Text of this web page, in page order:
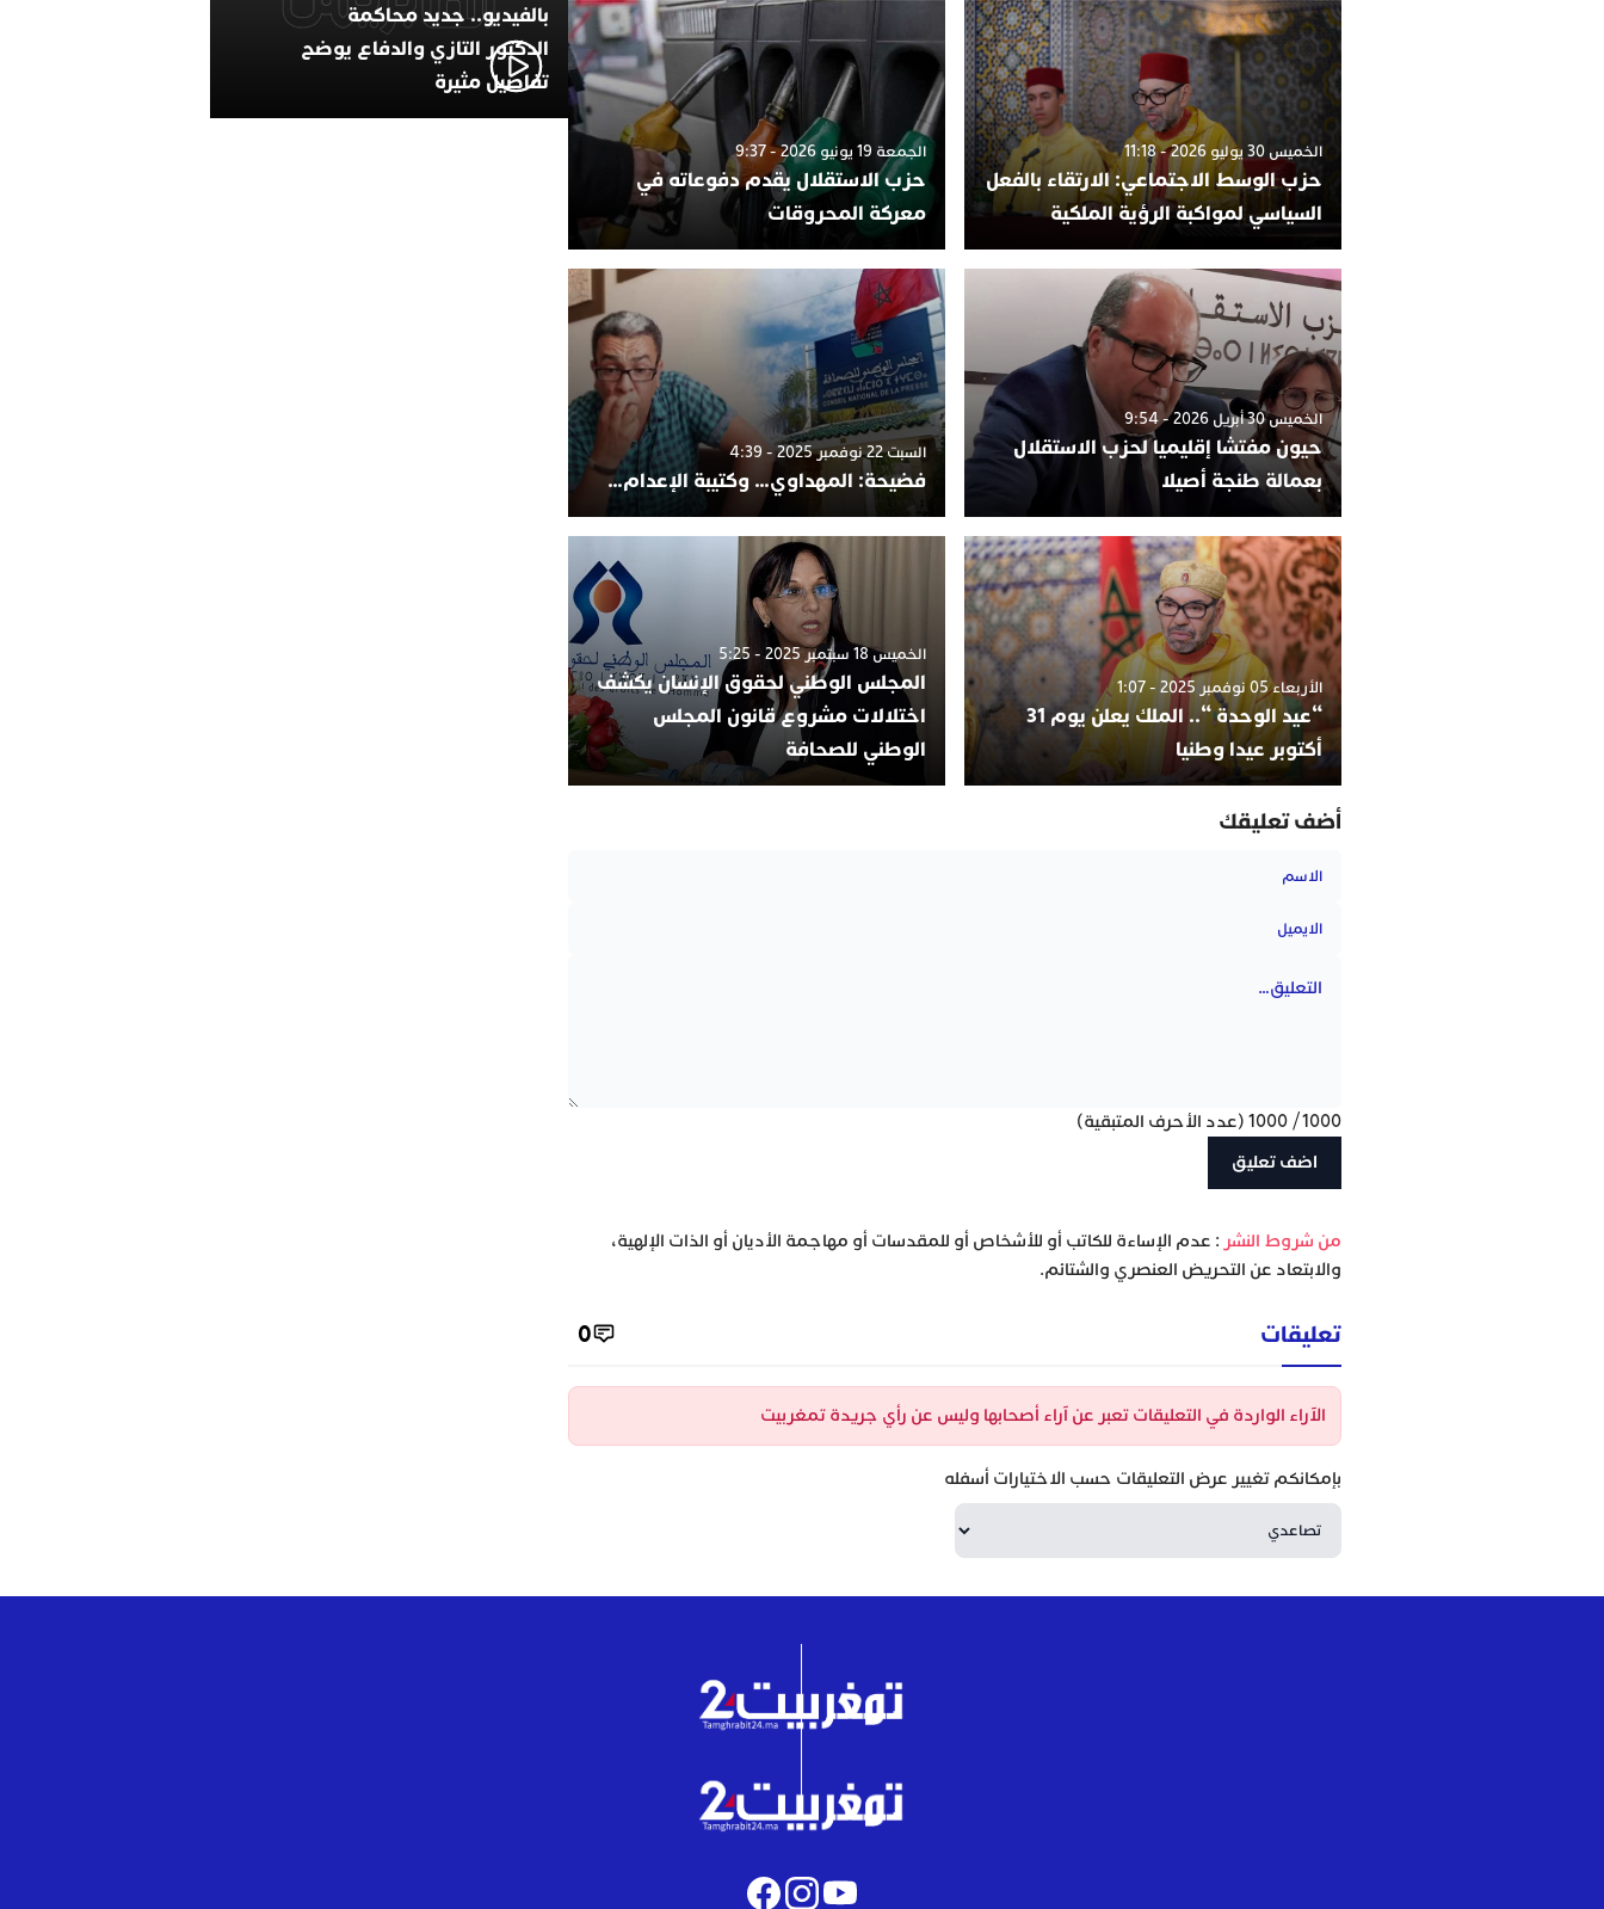
الخميس 30 يوليو 2026 - 11:18
حزب الوسط الاجتماعي: الارتقاء بالفعل
السياسي لمواكبة الرؤية الملكية
الجمعة 19 يونيو 2026 - 9:37
حزب الاستقلال يقدم دفوعاته في
معركة المحروقات
الخميس 30 أبريل 2026 - 9:54
حيون مفتشا إقليميا لحزب الاستقلال
بعمالة طنجة أصيلا
السبت 22 نوفمبر 2025 - 4:39
فضيحة: المهداوي… وكتيبة الإعدام…
الأربعاء 05 نوفمبر 2025 - 1:07
“عيد الوحدة “.. الملك يعلن يوم 31
أكتوبر عيدا وطنيا
الخميس 18 سبتمبر 2025 - 5:25
المجلس الوطني لحقوق الإنسان يكشف
اختلالات مشروع قانون المجلس
الوطني للصحافة
أضف تعليقك
1000
/
1000 (عدد الأحرف المتبقية)
‫من شروط النشر : عدم الإساءة للكاتب أو للأشخاص أو للمقدسات أو مهاجمة الأديان أو الذات الإلهية،
والابتعاد عن التحريض العنصري والشتائم.
تعليقات 0
الآراء الواردة في التعليقات تعبر عن آراء أصحابها وليس عن رأي جريدة تمغربيت
بإمكانكم تغيير عرض التعليقات حسب الاختيارات أسفله
بالفيديو.. جديد محاكمة
الدكتور التازي والدفاع يوضح
تفاصيل مثيرة